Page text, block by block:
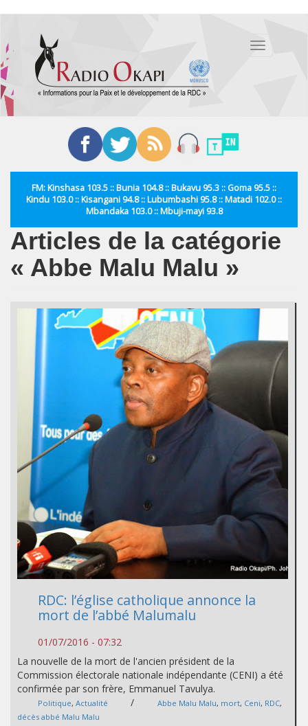
contenu
principal
Toggle
FM: Kinshasa 103.5 :: Bunia 104.8 :: Bukavu 95.3 :: Goma 95.5 ::
Kindu 103.0 :: Kisangani 94.8 :: Lubumbashi 95.8 :: Matadi 102.0 ::
Mbandaka 103.0 :: Mbuji-mayi 93.8
Articles de la catégorie
« Abbe Malu Malu »
RDC: l’église catholique annonce la
mort de l’abbé Malumalu
01/07/2016 - 07:32
La nouvelle de la mort de l'ancien président de la
Commission électorale nationale indépendante (CENI) a été
confirmée par son frère, Emmanuel Tavulya.
Politique, Actualité / Abbe Malu Malu, mort, Ceni, RDC,
décès abbé Malu Malu